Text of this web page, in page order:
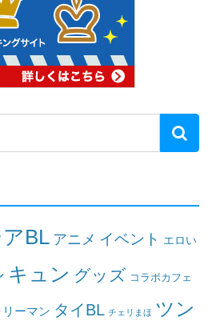
BL アニメ イベント エロい
キュン グッズ コラボカフェ
ーマン タイBL チェリまほ ツン